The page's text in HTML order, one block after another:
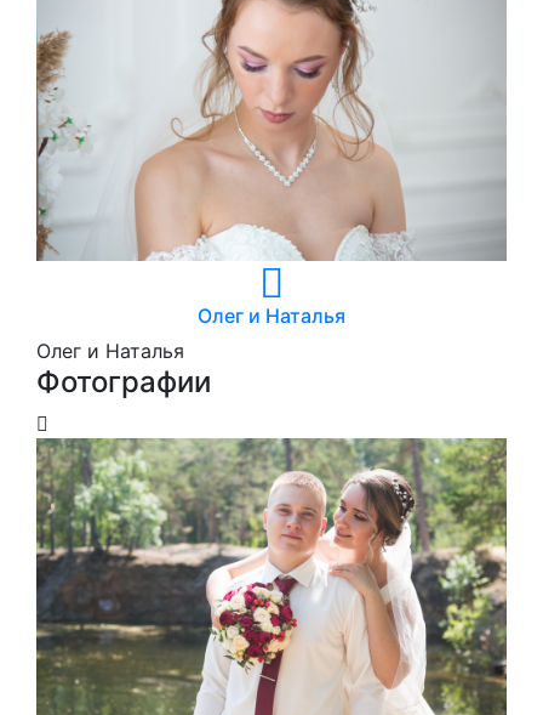
Олег и Наталья
Олег и Наталья
Фотографии